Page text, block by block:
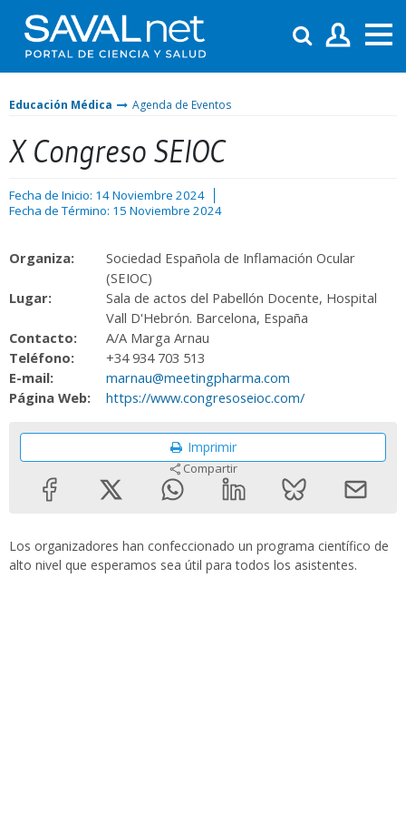
Educación Médica Agenda de Eventos
X Congreso SEIOC
Fecha de Inicio: 14 Noviembre 2024
Fecha de Término: 15 Noviembre 2024
Organiza:
Sociedad Española de Inflamación Ocular
(SEIOC)
Lugar:
Sala de actos del Pabellón Docente, Hospital
Vall D'Hebrón. Barcelona, España
Contacto:
A/A Marga Arnau
Teléfono:
+34 934 703 513
E-mail:
marnau@meetingpharma.com
Página Web:
https://www.congresoseioc.com/
Imprimir
Compartir
Los organizadores han confeccionado un programa científico de
alto nivel que esperamos sea útil para todos los asistentes.